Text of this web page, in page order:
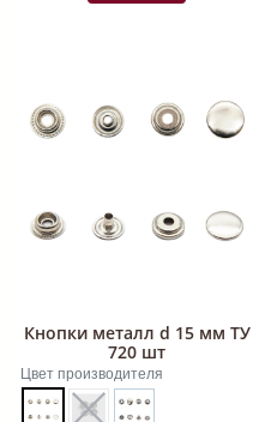
Кнопки металл d 15 мм ТУ
720 шт
Цвет производителя